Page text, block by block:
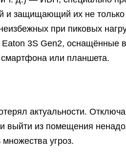
и защищающий их не
при пиковых
Eaton 3S Gen2, оснащённые
или планшета.
актуальности.
выйти из помещения
угроз.